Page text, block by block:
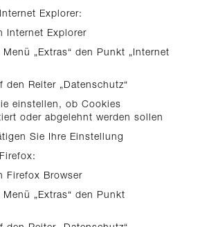
Explorer:
Explorer
„Extras“ den Punkt „Internet
Reiter „Datenschutz“
einstellen, ob Cookies
oder abgelehnt werden sollen
Sie Ihre Einstellung
Browser
„Extras“ den Punkt